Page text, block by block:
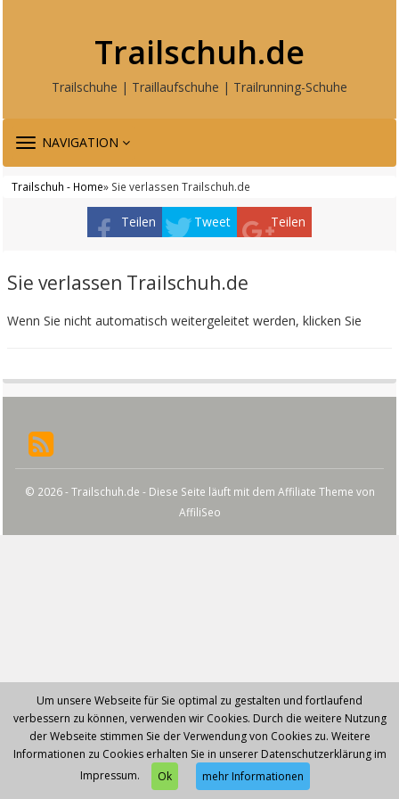
Trailschuh.de
Trailschuhe | Traillaufschuhe | Trailrunning-Schuhe
TOGGLE
NAVIGATION
Trailschuh - Home» Sie verlassen Trailschuh.de
Teilen Tweet Teilen
Sie verlassen Trailschuh.de
Wenn Sie nicht automatisch weitergeleitet werden, klicken Sie
© 2026 - Trailschuh.de - Diese Seite läuft mit dem Affiliate Theme von
AffiliSeo
Um unsere Webseite für Sie optimal zu gestalten und fortlaufend
verbessern zu können, verwenden wir Cookies. Durch die weitere Nutzung
der Webseite stimmen Sie der Verwendung von Cookies zu. Weitere
Informationen zu Cookies erhalten Sie in unserer Datenschutzerklärung im
Impressum.
Ok mehr Informationen